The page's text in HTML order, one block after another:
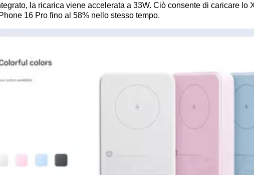
la ricarica viene accelerata a 33W. Ciò consente di caricare lo
16 Pro fino al 58% nello stesso tempo.